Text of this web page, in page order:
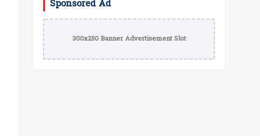
Sponsored Ad
300x250 Banner Advertisement Slot